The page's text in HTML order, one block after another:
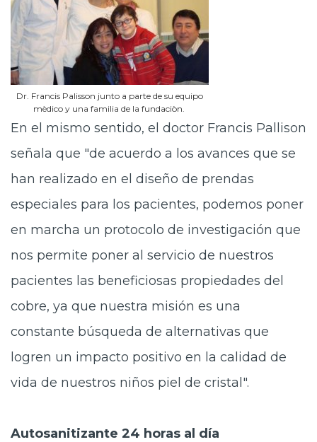
Dr. Francis Palisson junto a parte de su equipo
mèdico y una familia de la fundaciòn.
En el mismo sentido, el doctor Francis Pallison
señala que "de acuerdo a los avances que se
han realizado en el diseño de prendas
especiales para los pacientes, podemos poner
en marcha un protocolo de investigación que
nos permite poner al servicio de nuestros
pacientes las beneficiosas propiedades del
cobre, ya que nuestra misión es una
constante búsqueda de alternativas que
logren un impacto positivo en la calidad de
vida de nuestros niños piel de cristal".
Autosanitizante 24 horas al día